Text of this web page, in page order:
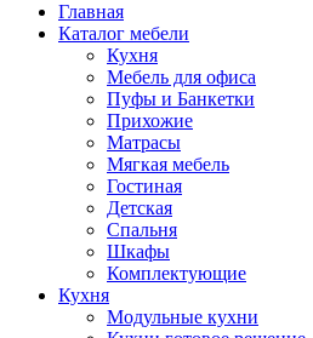
Главная
Каталог мебели
Кухня
Мебель для офиса
Пуфы и Банкетки
Прихожие
Матрасы
Мягкая мебель
Гостиная
Детская
Спальня
Шкафы
Комплектующие
Кухня
Модульные кухни